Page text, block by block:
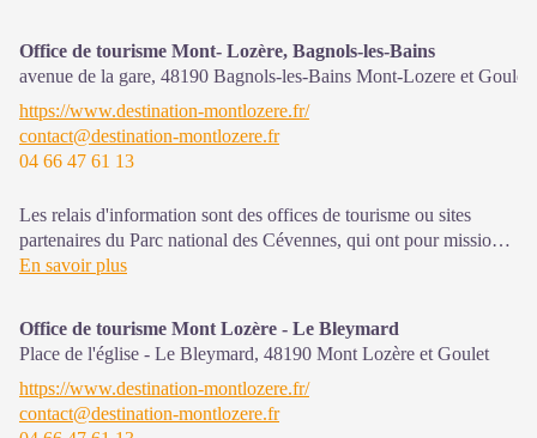
en cœur de Parc.
Sur place : expositions temporaires, programme d'animations "Un
été avec le Parc"et boutique
Ouvert d'avril à octobre
Office de tourisme Mont- Lozère, Bagnols-les-Bains
avenue de la gare, 48190 Bagnols-les-Bains Mont-Lozere et Goulet
https://www.destination-montlozere.fr/
contact@destination-montlozere.fr
04 66 47 61 13
Les relais d'information sont des offices de tourisme ou sites
partenaires du Parc national des Cévennes, qui ont pour mission
l'information et la sensibilisation sur l'offre de découverte et
Ouvert de mi-avril à fin septembre
En savoir plus
Office de tourisme Mont Lozère - Le Bleymard
Place de l'église - Le Bleymard, 48190 Mont Lozère et Goulet
https://www.destination-montlozere.fr/
contact@destination-montlozere.fr